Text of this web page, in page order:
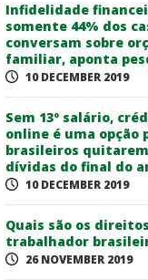
Infidelidade
somente 44% dos
conversam sobre
familiar, aponta
10 DECEMBER 2019
Sem 13º salário,
online é uma opção
brasileiros
dívidas do final do
10 DECEMBER 2019
Quais são os
trabalhador
26 NOVEMBER 2019